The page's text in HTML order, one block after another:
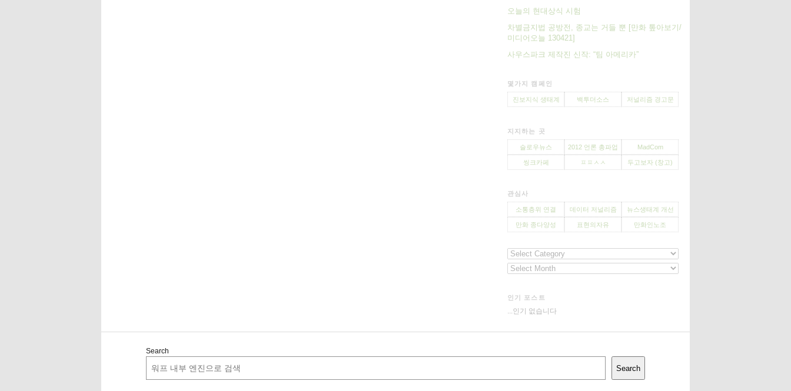
오늘의 현대상식 시험
차별금지법 공방전, 종교는 거들 뿐 [만화 톺아보기/
미디어오늘 130421]
사우스파크 제작진 신작: “팀 아메리카”
몇가지 캠페인
진보지식 생태계 백투더소스 저널리즘 경고문
지지하는 곳
슬로우뉴스 2012 언론 총파업 MadCom
씽크카페 ㅍㅍㅅㅅ 두고보자 (창고)
관심사
소통층위 연결 데이터 저널리즘 뉴스생태계 개선
만화 종다양성 표현의자유 만화인노조
인기 포스트
...인기 없습니다
Search
Search